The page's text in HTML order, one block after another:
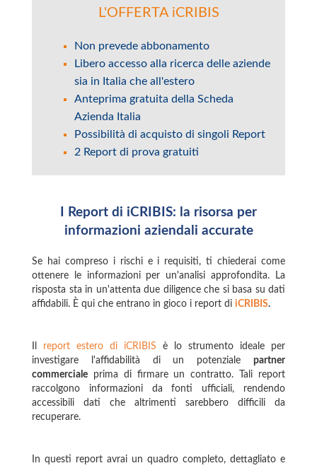
L'OFFERTA iCRIBIS
Non prevede abbonamento
Libero accesso alla ricerca delle aziende
sia in Italia che all'estero
Anteprima gratuita della Scheda
Azienda Italia
Possibilità di acquisto di singoli Report
2 Report di prova gratuiti
I Report di iCRIBIS: la risorsa per
informazioni aziendali accurate
Se hai compreso i rischi e i requisiti, ti chiederai come
ottenere le informazioni per un'analisi approfondita. La
risposta sta in un'attenta due diligence che si basa su dati
affidabili. È qui che entrano in gioco i report di iCRIBIS.
report estero di iCRIBIS è lo strumento ideale per
investigare l'affidabilità di un potenziale partner
commerciale prima di firmare un contratto. Tali report
raccolgono informazioni da fonti ufficiali, rendendo
accessibili dati che altrimenti sarebbero difficili da
recuperare.
In questi report avrai un quadro completo, dettagliato e